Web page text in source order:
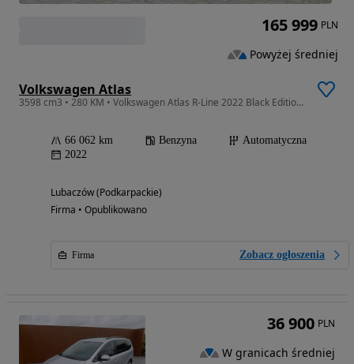
Volkswagen Atlas
3598 cm3 • 280 KM • Volkswagen Atlas R-Line 2022 Black Edition V6 7 osobowy 66.000 km !!
66 062 km Benzyna
Automatyczna
2022
Lubaczów (Podkarpackie)
Firma • Opublikowano
Firma Zobacz ogłoszenia
165 999 PLN
Powyżej średniej
36 900 PLN
W granicach średniej